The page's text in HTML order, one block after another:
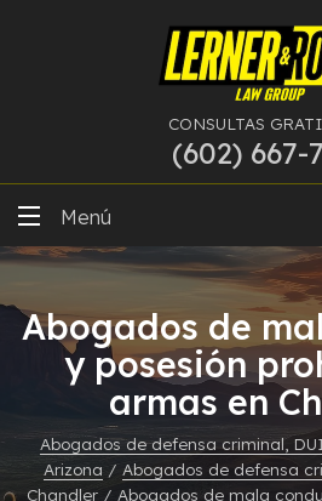
CONSULTAS
(602) 667-
Ir
contenido
Menú
Delitos Graves
Bancarrota
Más Especialidades
Abogados de
y posesión
armas en
Abogados de defensa criminal,
Arizona / Abogados de defensa
Chandler/ Abogados de mala